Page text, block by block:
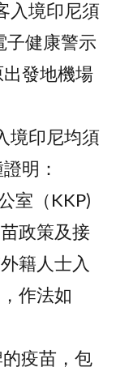
入境印尼須
子健康警示
發地機場
境印尼均須
明：
室（KKP)
政策及接
籍人士入
作法如
疫苗，包